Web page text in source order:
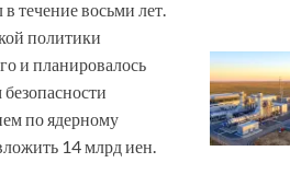
течение восьми лет.
политики
и планировалось
по ядерному
14 млрд иен.